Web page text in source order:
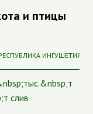
и птицы
ИНГУШЕТИЯ